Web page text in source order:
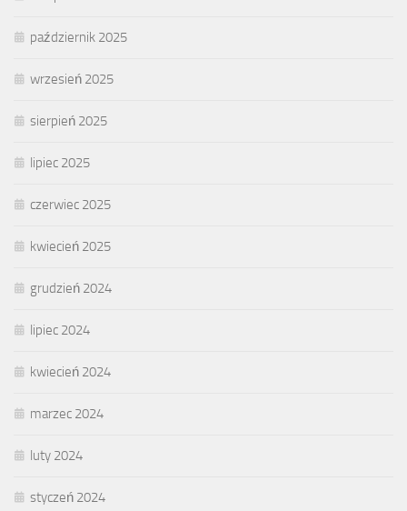
październik 2025
wrzesień 2025
sierpień 2025
lipiec 2025
czerwiec 2025
kwiecień 2025
grudzień 2024
lipiec 2024
kwiecień 2024
marzec 2024
luty 2024
styczeń 2024